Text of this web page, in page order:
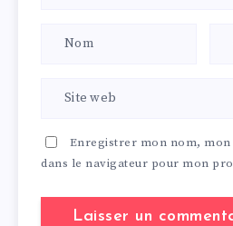
Enregistrer mon nom, mon
dans le navigateur pour mon